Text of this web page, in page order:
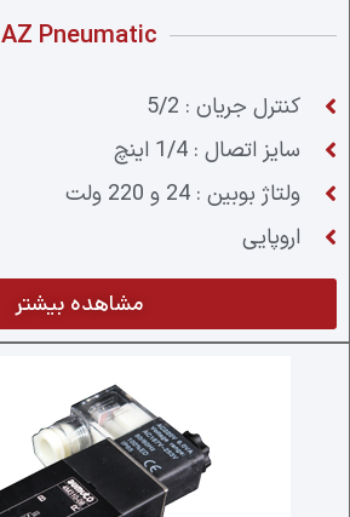
AZ Pneumatic
کنترل جریان : 5/2
سایز اتصال : 1/4 اینچ
ولتاژ بوبین : 24 و 220 ولت
اروپایی
مشاهده بیشتر